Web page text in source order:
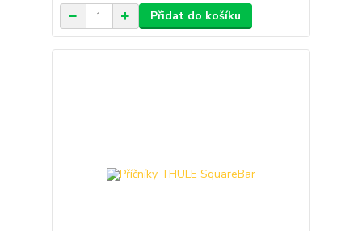
Přidat do košíku